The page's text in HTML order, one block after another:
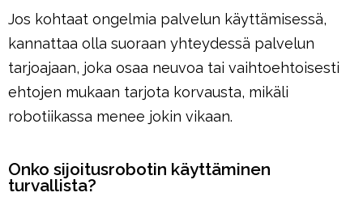
Jos kohtaat ongelmia palvelun käyttämisessä,
kannattaa olla suoraan yhteydessä palvelun
tarjoajaan, joka osaa neuvoa tai vaihtoehtoisesti
ehtojen mukaan tarjota korvausta, mikäli
robotiikassa menee jokin vikaan.
Onko sijoitusrobotin käyttäminen
turvallista?